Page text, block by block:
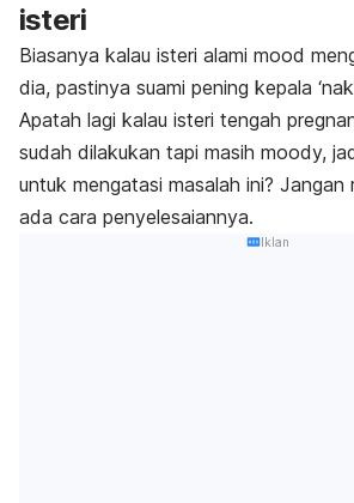
isteri
Biasanya kalau isteri alami mood
dia, pastinya suami pening kepala
Apatah lagi kalau isteri tengah
sudah dilakukan tapi masih moody,
untuk mengatasi masalah ini?
ada cara penyelesaiannya.
Iklan